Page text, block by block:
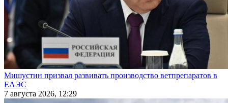
Мишустин призвал развивать производство ветпрепаратов в
ЕАЭС
7 августа 2026, 12:29